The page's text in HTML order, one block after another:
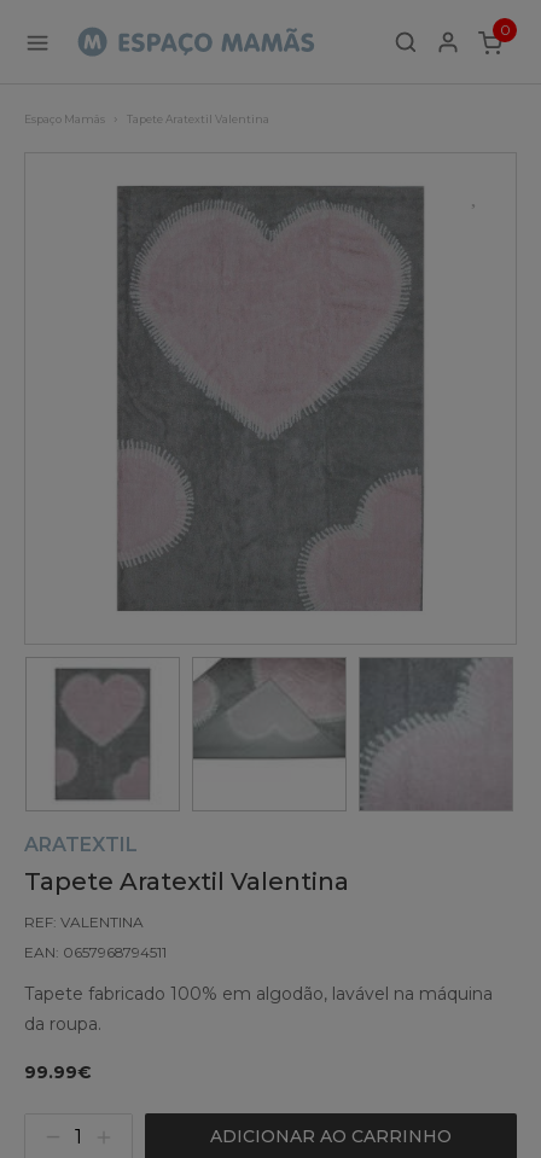
0
ITEMS
Espaço Mamãs Tapete Aratextil Valentina
ARATEXTIL
Tapete Aratextil Valentina
REF: VALENTINA
EAN: 0657968794511
Tapete fabricado 100% em algodão, lavável na máquina
da roupa.
99.99€
ADICIONAR AO CARRINHO